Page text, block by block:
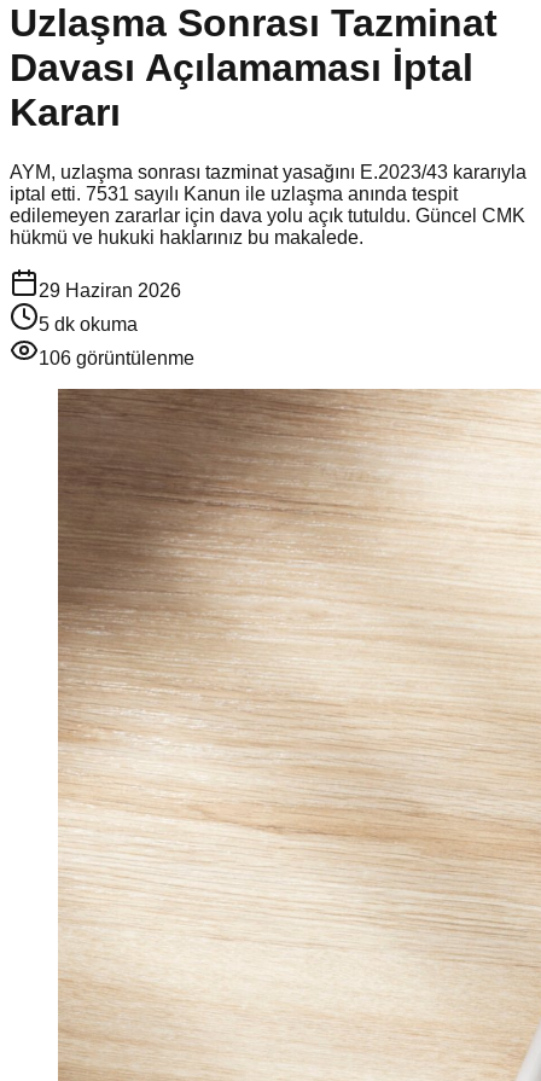
Uzlaşma Sonrası Tazminat
Davası Açılamaması İptal
Kararı
AYM, uzlaşma sonrası tazminat yasağını E.2023/43 kararıyla
iptal etti. 7531 sayılı Kanun ile uzlaşma anında tespit
edilemeyen zararlar için dava yolu açık tutuldu. Güncel CMK
hükmü ve hukuki haklarınız bu makalede.
29 Haziran 2026
5 dk okuma
106 görüntülenme